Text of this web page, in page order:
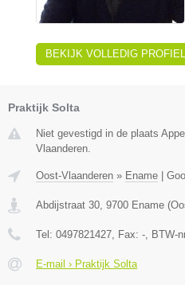
BEKIJK VOLLEDIG PROFIEL
Praktijk Solta
Niet gevestigd in de plaats
Vlaanderen.
Oost-Vlaanderen » Ename |
Abdijstraat 30 9700 Ename (
Tel: 0497821427 , Fax: - , BTW-
E-mail › Praktijk Solta